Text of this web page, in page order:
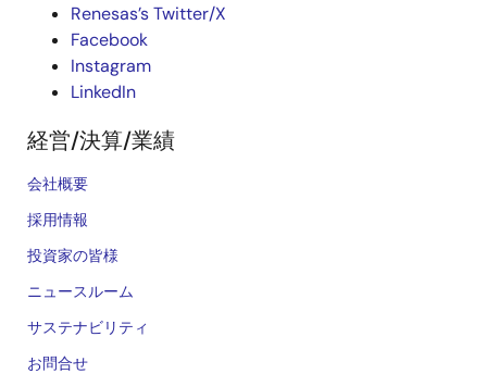
Renesas’s Twitter/X
Facebook
Instagram
LinkedIn
経営/決算/業績
会社概要
採用情報
投資家の皆様
ニュースルーム
サステナビリティ
お問合せ